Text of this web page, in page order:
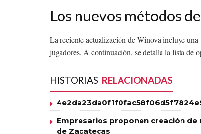
Los nuevos métodos
La reciente actualización de Winova incluye una
jugadores. A continuación, se detalla la lista de
HISTORIAS RELACIONADAS
Empresarios proponen creación de
de Zacatecas